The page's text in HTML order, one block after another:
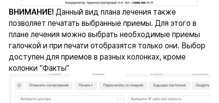
ВНИМАНИЕ! Данный вид плана лечения также
позволяет печатать выбранные приемы. Для этого в
плане лечения можно выбрать необходимые приемы
галочкой и при печати отобразятся только они. Выбор
доступен для приемов в разных колонках, кроме
колонки “Факты”